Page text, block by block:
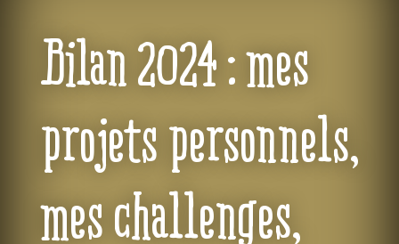
Bilan 2024 : mes
projets personnels,
mes challenges,